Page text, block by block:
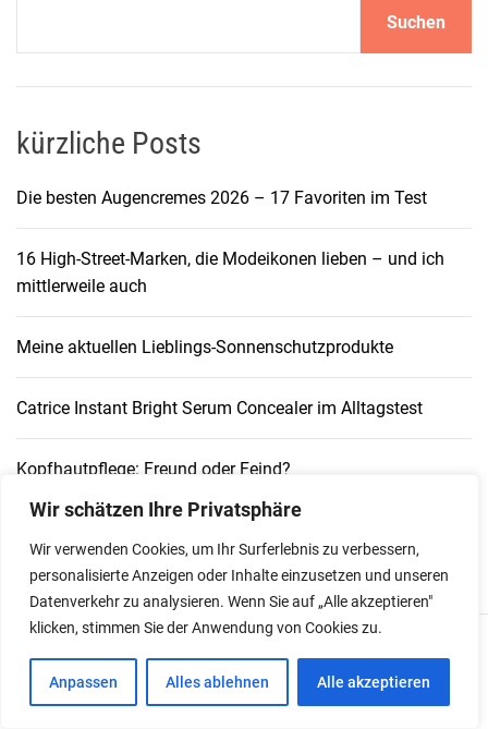
Wir schätzen Ihre Privatsphäre
Wir verwenden Cookies, um Ihr Surferlebnis zu verbessern,
personalisierte Anzeigen oder Inhalte einzusetzen und unseren
Datenverkehr zu analysieren. Wenn Sie auf „Alle akzeptieren"
klicken, stimmen Sie der Anwendung von Cookies zu.
Anpassen Alles ablehnen Alle akzeptieren
Suchen
kürzliche Posts
Die besten Augencremes 2026 – 17 Favoriten im Test
16 High-Street-Marken, die Modeikonen lieben – und ich
mittlerweile auch
Meine aktuellen Lieblings-Sonnenschutzprodukte
Catrice Instant Bright Serum Concealer im Alltagstest
Kopfhautpflege: Freund oder Feind?
Sie können auch mögen: